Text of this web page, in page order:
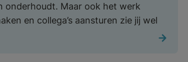
onderhoudt. Maar ook het werk
en collega’s aansturen zie jij wel